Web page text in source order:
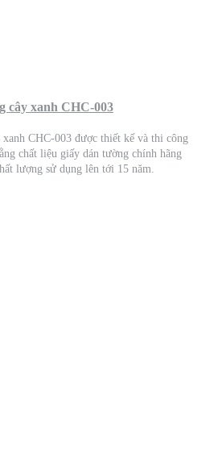
cây xanh CHC-003
CHC-003 được thiết kế và thi công
chất liệu giấy dán tường chính hãng
lượng sử dụng lên tới 15 năm.